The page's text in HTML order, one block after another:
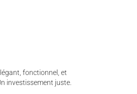
fonctionnel, et
investissement juste.